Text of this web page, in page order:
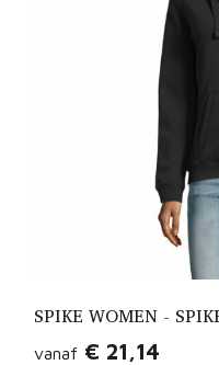
SPIKE WOMEN -
vanaf € 21,14